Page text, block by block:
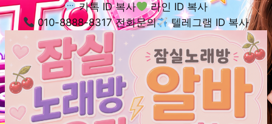
카톡 ID 복사
라인 ID 복사
010-8888-8317 전화문의
텔레그램 ID 복사